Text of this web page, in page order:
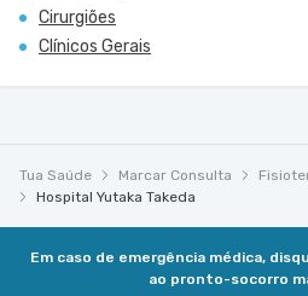
Cirurgiões
Clínicos Gerais
Tua Saúde Marcar Consulta
Hospital Yutaka Takeda
Em caso de emergência médica,
ao pronto-socorro